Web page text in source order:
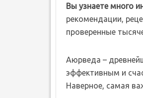
Вы узнаете много
рекомендации,
проверенные
Аюрведа –
эффективным и
Наверное, самая